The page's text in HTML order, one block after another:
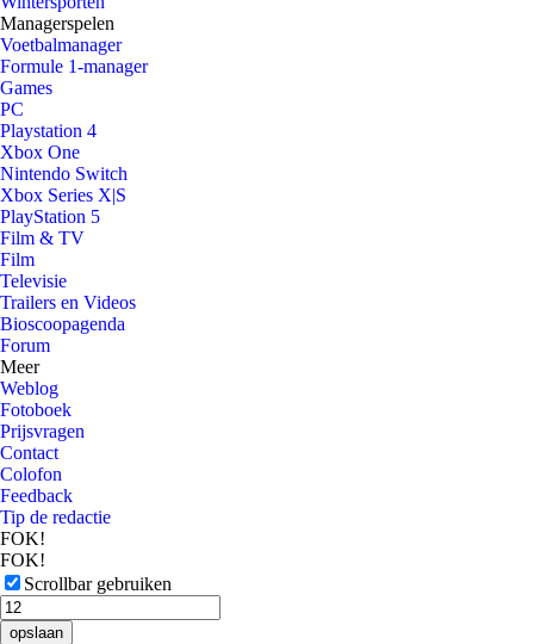
Managerspelen
Voetbalmanager
Formule 1-manager
Games
PC
Playstation 4
Xbox One
Nintendo Switch
Xbox Series X|S
PlayStation 5
Film & TV
Film
Televisie
Trailers en Videos
Bioscoopagenda
Forum
Meer
Weblog
Fotoboek
Prijsvragen
Contact
Colofon
Feedback
Tip de redactie
FOK!
FOK!
Scrollbar gebruiken
opslaan